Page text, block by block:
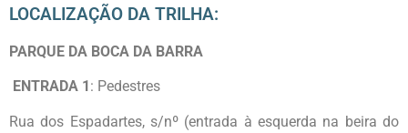
LOCALIZAÇÃO DA TRILHA:
PARQUE DA BOCA DA BARRA
ENTRADA 1 : Pedestres
Rua dos Espadartes, s/nº (entrada à esquerda na beira do